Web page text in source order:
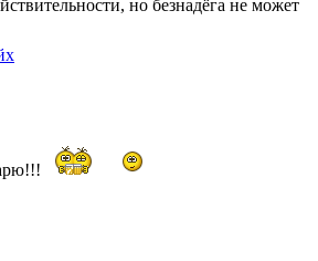
но безнадёга не может